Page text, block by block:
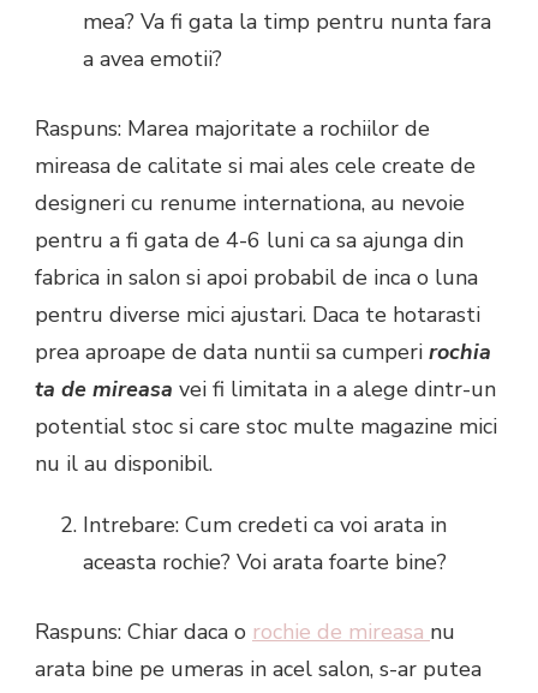
mea? Va fi gata la timp pentru nunta fara
a avea emotii?
Raspuns: Marea majoritate a rochiilor de
mireasa de calitate si mai ales cele create de
designeri cu renume internationa, au nevoie
pentru a fi gata de 4-6 luni ca sa ajunga din
fabrica in salon si apoi probabil de inca o luna
pentru diverse mici ajustari. Daca te hotarasti
prea aproape de data nuntii sa cumperi rochia
ta de mireasa vei fi limitata in a alege dintr-un
potential stoc si care stoc multe magazine mici
nu il au disponibil.
Intrebare: Cum credeti ca voi arata in
aceasta rochie? Voi arata foarte bine?
Raspuns: Chiar daca o rochie de mireasa nu
arata bine pe umeras in acel salon, s-ar putea